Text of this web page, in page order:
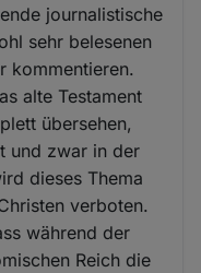
journalistische
sehr belesenen
kommentieren.
alte Testament
übersehen,
und zwar in der
dieses Thema
verboten.
während der
Reich die